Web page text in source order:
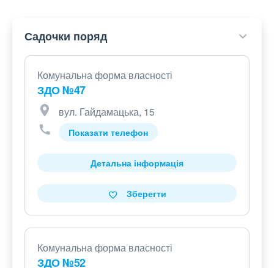
Садочки поряд
Комунальна форма власності
ЗДО №47
вул. Гайдамацька, 15
Показати телефон
Детальна інформація
Зберегти
Комунальна форма власності
ЗДО №52